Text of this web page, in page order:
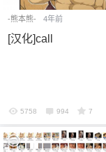
-熊本熊- 4年前
[汉化]call
5758 994 7